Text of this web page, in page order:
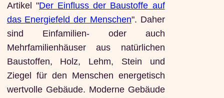
Artikel "Der Einfluss der Baustoffe auf
das Energiefeld der Menschen". Daher
sind Einfamilien- oder auch
Mehrfamilienhäuser aus natürlichen
Baustoffen, Holz, Lehm, Stein und
Ziegel für den Menschen energetisch
wertvolle Gebäude. Moderne Gebäude